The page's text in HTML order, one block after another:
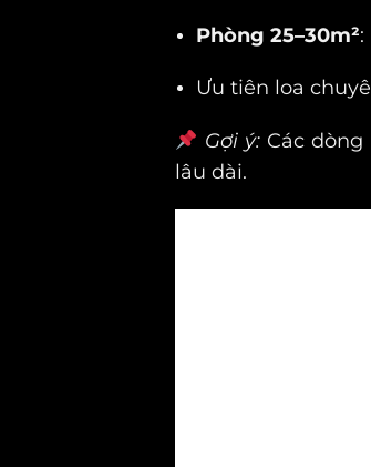
Phòng 25–30m²:
Ưu tiên loa
Gợi ý:Các dòng
lâu dài.